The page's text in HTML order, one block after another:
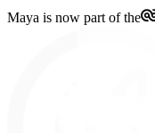
Maya is now part of the